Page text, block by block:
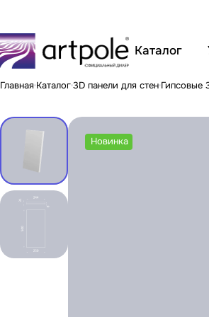
Каталог
Главная Каталог3D панели для стен Гипсовые
Новинка